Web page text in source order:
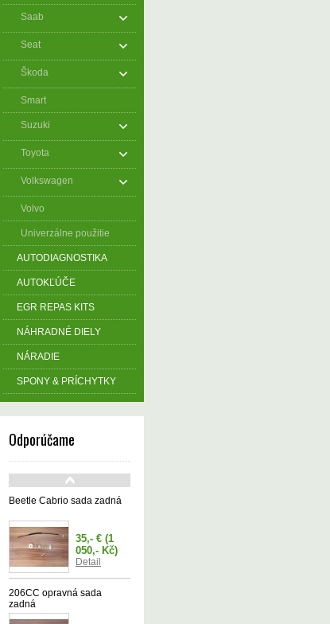
Saab
Seat
Škoda
Smart
Suzuki
Toyota
Volkswagen
Volvo
Univerzálne použitie
AUTODIAGNOSTIKA
AUTOKĽÚČE
EGR REPAS KITS
NÁHRADNÉ DIELY
NÁRADIE
SPONY & PRÍCHYTKY
Odporúčame
Beetle Cabrio sada zadná
35,- € (1
050,- Kč)
Detail
206CC opravná sada
zadná